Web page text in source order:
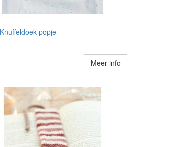
Knuffeldoek popje
Meer info